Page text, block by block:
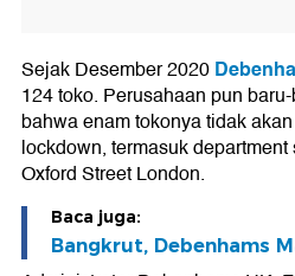
Sejak Desember 2020
124 toko. Perusahaan pun
bahwa enam tokonya tidak
lockdown, termasuk
Oxford Street London.
Baca juga:
Bangkrut, Debenhams